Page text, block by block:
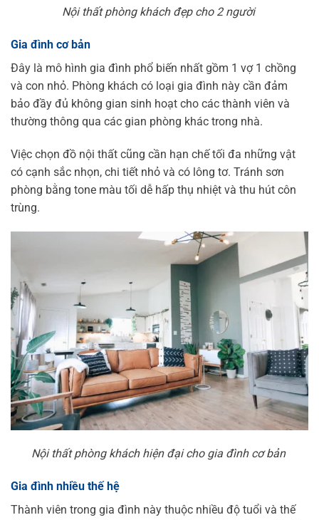
Nội thất phòng khách đẹp cho 2 người
Gia đình cơ bản
Đây là mô hình gia đình phổ biến nhất gồm 1 vợ 1 chồng
và con nhỏ. Phòng khách có loại gia đình này cần đảm
bảo đầy đủ không gian sinh hoạt cho các thành viên và
thường thông qua các gian phòng khác trong nhà.
Việc chọn đồ nội thất cũng cần hạn chế tối đa những vật
có cạnh sắc nhọn, chi tiết nhỏ và có lông tơ. Tránh sơn
phòng bằng tone màu tối dễ hấp thụ nhiệt và thu hút côn
trùng.
Nội thất phòng khách hiện đại cho gia đình cơ bản
Gia đình nhiều thế hệ
Thành viên trong gia đình này thuộc nhiều độ tuổi và thế